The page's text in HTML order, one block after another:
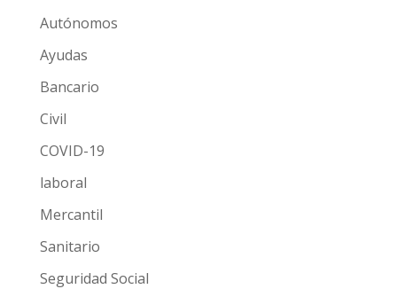
Autónomos
Ayudas
Bancario
Civil
COVID-19
laboral
Mercantil
Sanitario
Seguridad Social